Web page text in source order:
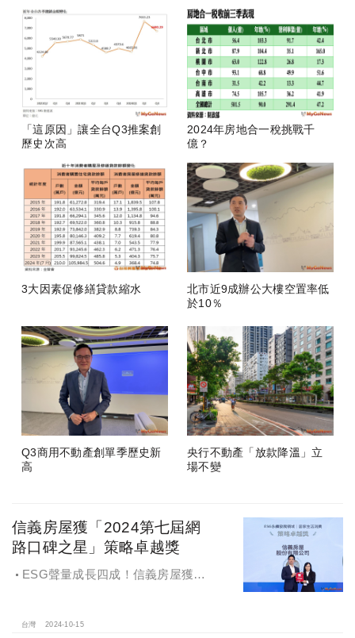
「這原因」讓全台Q3推案創
歷史次高
2024年房地合一稅挑戰千
億？
3大因素促修繕貸款縮水
北市近9成辦公大樓空置率低
於10％
Q3商用不動產創單季歷史新
高
央行不動產「放款降溫」立
場不變
信義房屋獲「2024第七屆網
路口碑之星」策略卓越獎
ESG聲量成長四成！信義房屋獲
台灣 2024-10-15